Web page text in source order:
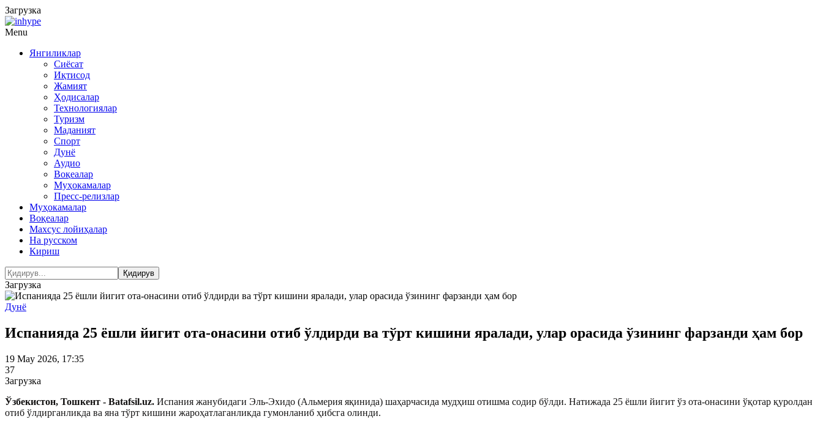
Загрузка
Menu
Янгиликлар
Сиёсат
Иқтисод
Жамият
Ҳодисалар
Технологиялар
Туризм
Маданият
Спорт
Дунё
Аудио
Воқеалар
Муҳокамалар
Пресс-релизлар
Муҳокамалар
Воқеалар
Махсус лойиҳалар
На русском
Кириш
Загрузка
Дунё
Испанияда 25 ёшли йигит ота-онасини отиб ўлдирди ва тўрт кишини яралади, улар орасида ўзининг фарзанди ҳам бор
19 May 2026, 17:35
37
Загрузка
Ўзбекистон, Тошкент - Batafsil.uz. Испания жанубидаги Эль-Эхидо (Альмерия яқинида) шаҳарчасида мудҳиш отишма содир бўлди. Натижада 25 ёшли йигит ўз ота-онасини ўқотар қуролдан
отиб ўлдирганликда ва яна тўрт кишини жароҳатлаганликда гумонланиб ҳибсга олинди.